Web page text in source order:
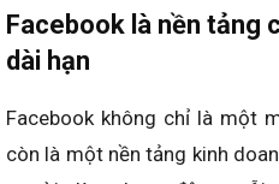
Facebook là nền tảng
dài hạn
Facebook không chỉ là một
còn là một nền tảng kinh